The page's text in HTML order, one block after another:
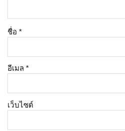
ชื่อ*
อีเมล*
เว็บไซต์